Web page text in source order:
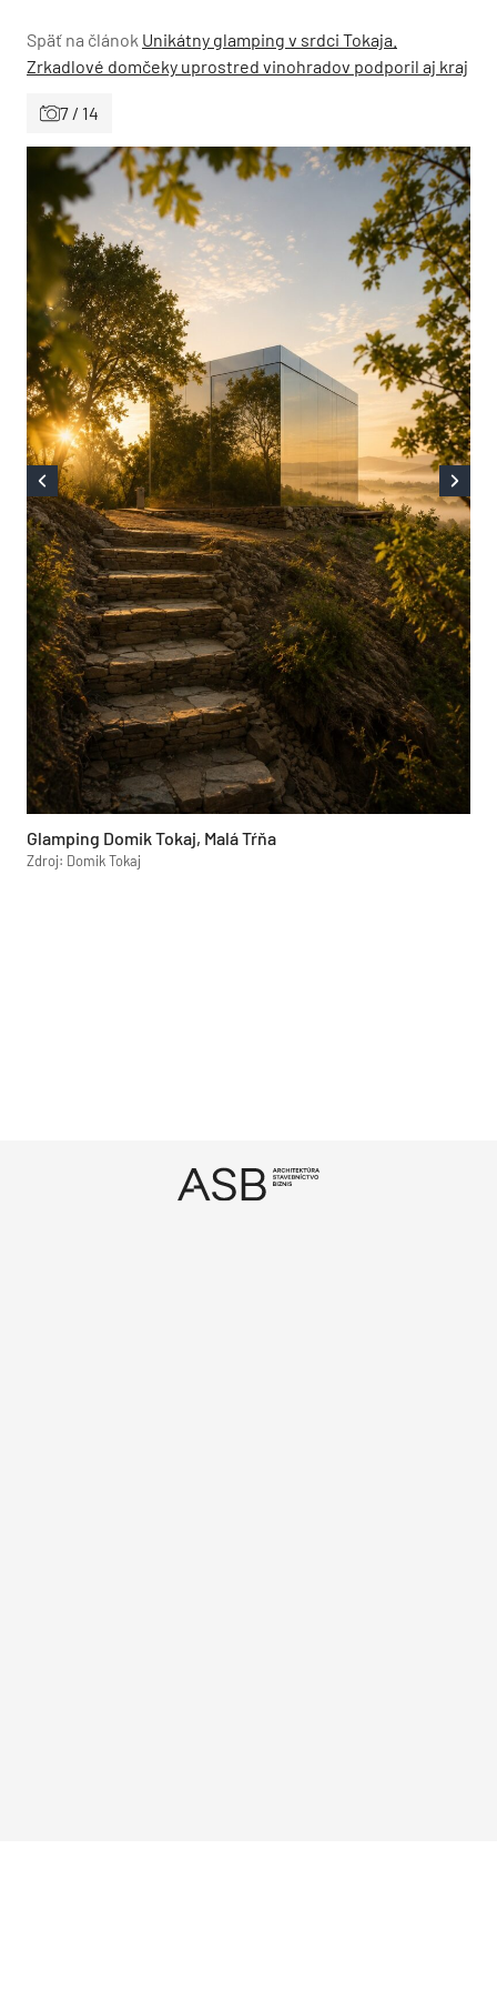
Späť na článok Unikátny glamping v srdci Tokaja.
Zrkadlové domčeky uprostred vinohradov podporil aj kraj
7 / 14
Glamping Domik Tokaj, Malá Tŕňa
Zdroj: Domik Tokaj